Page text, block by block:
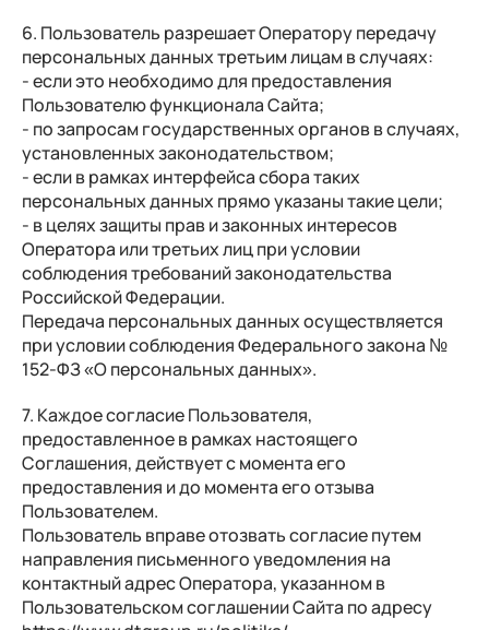
6. Пользователь разрешает Оператору передачу
персональных данных третьим лицам в случаях:
- если это необходимо для предоставления
Пользователю функционала Сайта;
- по запросам государственных органов в случаях,
установленных законодательством;
- если в рамках интерфейса сбора таких
персональных данных прямо указаны такие цели;
- в целях защиты прав и законных интересов
Оператора или третьих лиц при условии
соблюдения требований законодательства
Российской Федерации.
Передача персональных данных осуществляется
при условии соблюдения Федерального закона №
152-ФЗ «О персональных данных».
7. Каждое согласие Пользователя,
предоставленное в рамках настоящего
Соглашения, действует с момента его
предоставления и до момента его отзыва
Пользователем.
Пользователь вправе отозвать согласие путем
направления письменного уведомления на
контактный адрес Оператора, указанном в
Пользовательском соглашении Сайта по адресу